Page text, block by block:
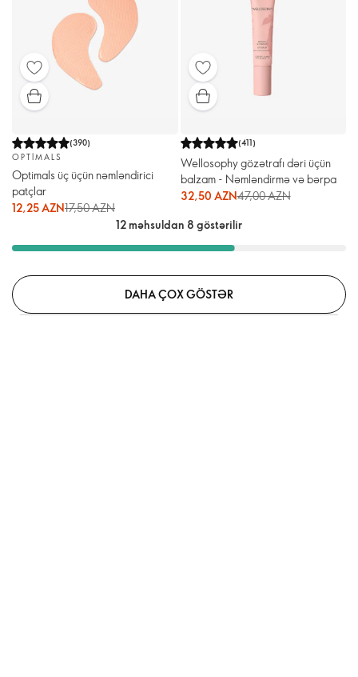
(390)
OPTIMALS
Optimals üç üçün nəmləndirici
patçlar
12,25 AZN17,50 AZN
(411)
Wellosophy gözətrafı dəri üçün
balzam - Nəmləndirmə və bərpa
32,50 AZN47,00 AZN
12 məhsuldan 8 göstərilir
DAHA ÇOX GÖSTƏR